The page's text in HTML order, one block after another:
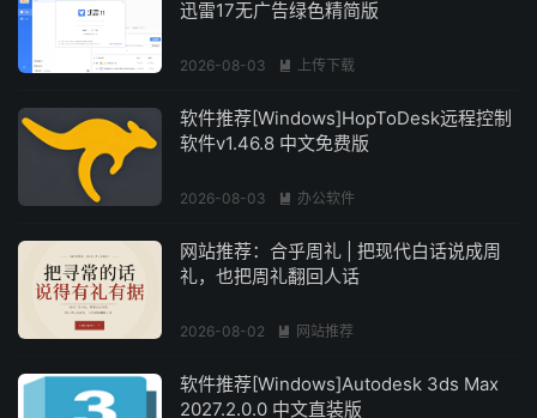
迅雷17无广告绿色精简版
2026-08-03  上传下载
软件推荐[Windows]HopToDesk远程控制
软件v1.46.8 中文免费版
2026-08-03  办公软件
网站推荐：合乎周礼 | 把现代白话说成周
礼，也把周礼翻回人话
2026-08-02  网站推荐
软件推荐[Windows]Autodesk 3ds Max
2027.2.0.0 中文直装版